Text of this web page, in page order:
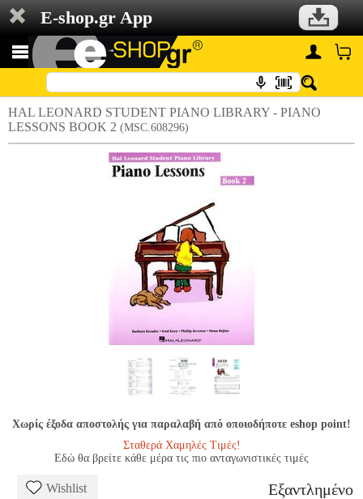
E-shop.gr App
HAL LEONARD STUDENT PIANO LIBRARY - PIANO
LESSONS BOOK 2 (MSC.608296)
Χωρίς έξοδα αποστολής για παραλαβή από οποιοδήποτε eshop point!
Σταθερά Χαμηλές Τιμές!
Εδώ θα βρείτε κάθε μέρα τις πιο ανταγωνιστικές τιμές
Wishlist Εξαντλημένο